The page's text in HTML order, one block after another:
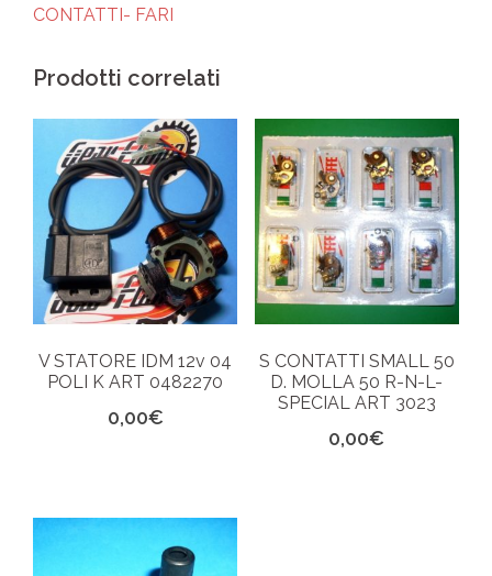
CONTATTI- FARI
Prodotti correlati
V STATORE IDM 12v 04
POLI K ART 0482270
0,00€
S CONTATTI SMALL 50
D. MOLLA 50 R-N-L-
SPECIAL ART 3023
0,00€